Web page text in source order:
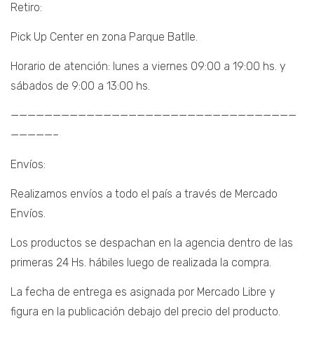
Retiro:
Pick Up Center en zona Parque Batlle.
Horario de atención: lunes a viernes 09:00 a 19:00 hs. y
sábados de 9:00 a 13:00 hs.
——————————————————————————————————
—————–
Envíos:
Realizamos envíos a todo el país a través de Mercado
Envíos.
Los productos se despachan en la agencia dentro de las
primeras 24 Hs. hábiles luego de realizada la compra.
La fecha de entrega es asignada por Mercado Libre y
figura en la publicación debajo del precio del producto.